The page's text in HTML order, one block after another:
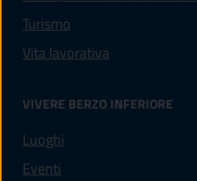
Turismo
Vita lavorativa
VIVERE BERZO INFERIORE
Luoghi
Eventi